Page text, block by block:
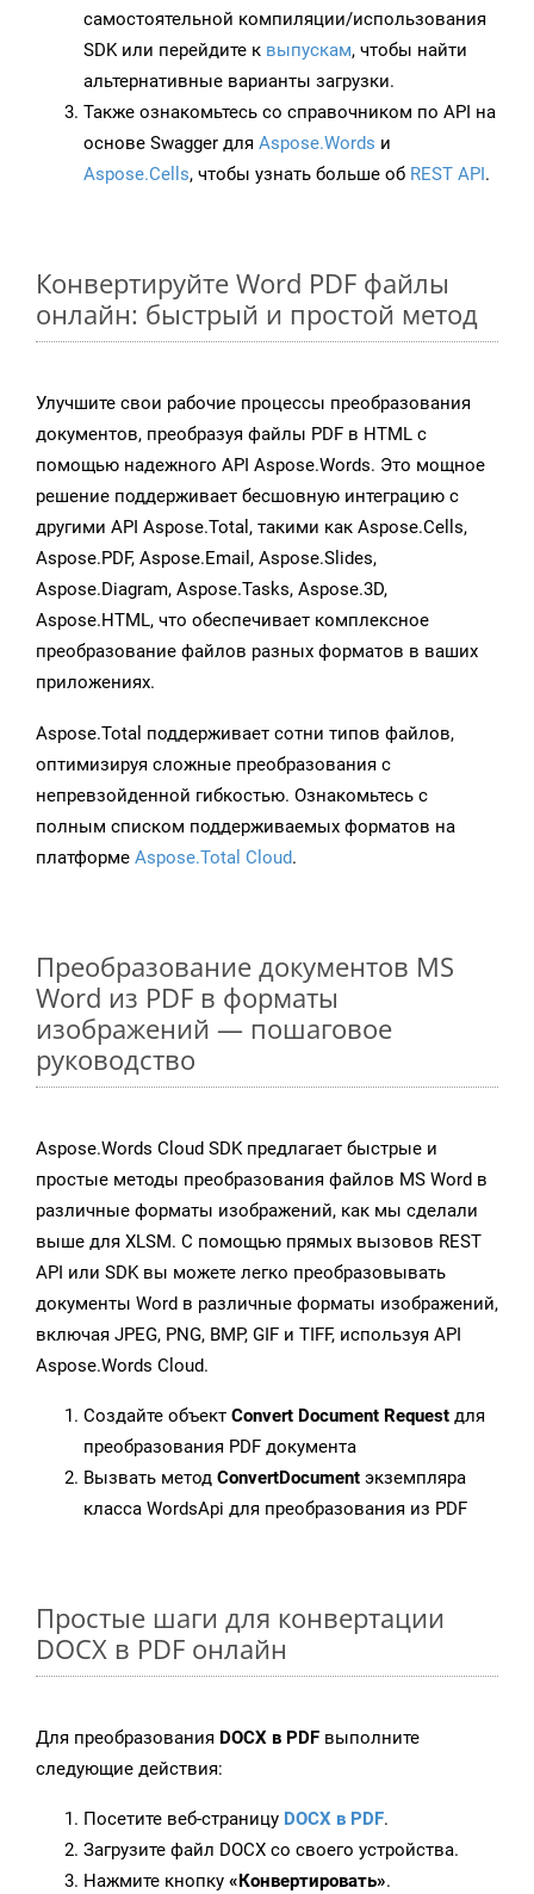
самостоятельной компиляции/использования
SDK или перейдите к выпускам, чтобы найти
альтернативные варианты загрузки.
Также ознакомьтесь со справочником по API на
основе Swagger для Aspose.Words и
Aspose.Cells, чтобы узнать больше об REST API.
Конвертируйте Word PDF файлы
онлайн: быстрый и простой метод
Улучшите свои рабочие процессы преобразования
документов, преобразуя файлы PDF в HTML с
помощью надежного API Aspose.Words. Это мощное
решение поддерживает бесшовную интеграцию с
другими API Aspose.Total, такими как Aspose.Cells,
Aspose.PDF, Aspose.Email, Aspose.Slides,
Aspose.Diagram, Aspose.Tasks, Aspose.3D,
Aspose.HTML, что обеспечивает комплексное
преобразование файлов разных форматов в ваших
приложениях.
Aspose.Total поддерживает сотни типов файлов,
оптимизируя сложные преобразования с
непревзойденной гибкостью. Ознакомьтесь с
полным списком поддерживаемых форматов на
платформе Aspose.Total Cloud.
Преобразование документов MS
Word из PDF в форматы
изображений — пошаговое
руководство
Aspose.Words Cloud SDK предлагает быстрые и
простые методы преобразования файлов MS Word в
различные форматы изображений, как мы сделали
выше для XLSM. С помощью прямых вызовов REST
API или SDK вы можете легко преобразовывать
документы Word в различные форматы изображений,
включая JPEG, PNG, BMP, GIF и TIFF, используя API
Aspose.Words Cloud.
Создайте объект Convert Document Request для
преобразования PDF документа
Вызвать метод ConvertDocument экземпляра
класса WordsApi для преобразования из PDF
Простые шаги для конвертации
DOCX в PDF онлайн
Для преобразования DOCX в PDF выполните
следующие действия:
Посетите веб-страницу DOCX в PDF.
Загрузите файл DOCX со своего устройства.
Нажмите кнопку «Конвертировать».